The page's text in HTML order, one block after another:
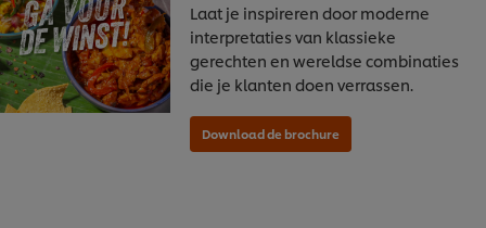
Laat je inspireren door moderne
interpretaties van klassieke
gerechten en wereldse combinaties
die je klanten doen verrassen.